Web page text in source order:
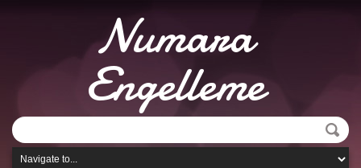
Numara
Engelleme